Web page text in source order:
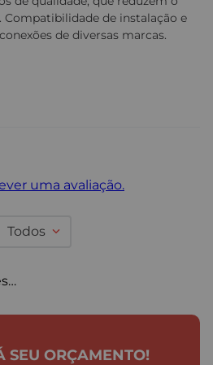
de instalação e
de diversas marcas.
uma avaliação.
Todos
SEU ORÇAMENTO!